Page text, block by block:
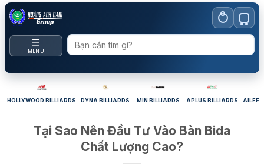
Bỏ
qua
nội
☰
MENU
HOLLYWOOD BILLIARDS DYNA BILLIARDS MIN BILLIARDS APLUS BILLIARDS
Tại Sao Nên Đầu Tư Vào Bàn Bida
Chất Lượng Cao?